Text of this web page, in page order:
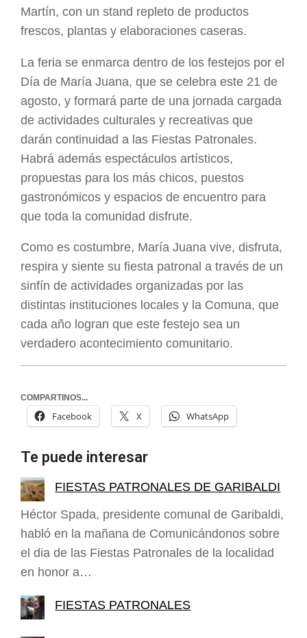
Martín, con un stand repleto de productos
frescos, plantas y elaboraciones caseras.
La feria se enmarca dentro de los festejos por el
Día de María Juana, que se celebra este 21 de
agosto, y formará parte de una jornada cargada
de actividades culturales y recreativas que
darán continuidad a las Fiestas Patronales.
Habrá además espectáculos artísticos,
propuestas para los más chicos, puestos
gastronómicos y espacios de encuentro para
que toda la comunidad disfrute.
Como es costumbre, María Juana vive, disfruta,
respira y siente su fiesta patronal a través de un
sinfín de actividades organizadas por las
distintas instituciones locales y la Comuna, que
cada año logran que este festejo sea un
verdadero acontecimiento comunitario.
COMPARTINOS...
Facebook X WhatsApp
Te puede interesar
FIESTAS PATRONALES DE GARIBALDI
Héctor Spada, presidente comunal de Garibaldi,
habló en la mañana de Comunicándonos sobre
el dia de las Fiestas Patronales de la localidad
en honor a…
FIESTAS PATRONALES